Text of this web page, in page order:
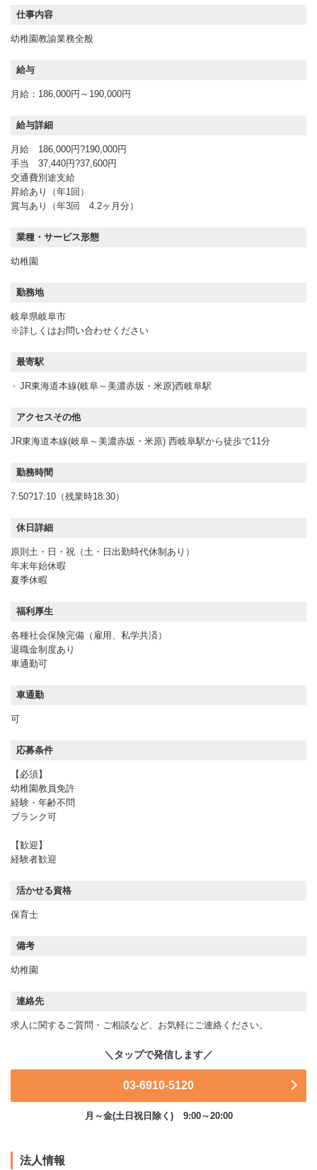
仕事内容
幼稚園教諭業務全般
給与
月給：186,000円～190,000円
給与詳細
月給 186,000円?190,000円
手当 37,440円?37,600円
交通費別途支給
昇給あり（年1回）
賞与あり（年3回 4.2ヶ月分）
業種・サービス形態
幼稚園
勤務地
岐阜県岐阜市
※詳しくはお問い合わせください
最寄駅
JR東海道本線(岐阜～美濃赤坂・米原)西岐阜駅
アクセスその他
JR東海道本線(岐阜～美濃赤坂・米原) 西岐阜駅から徒歩で11分
勤務時間
7:50?17:10（残業時18:30）
休日詳細
原則土・日・祝（土・日出勤時代休制あり）
年末年始休暇
夏季休暇
福利厚生
各種社会保険完備（雇用、私学共済）
退職金制度あり
車通勤可
車通勤
可
応募条件
【必須】
幼稚園教員免許
経験・年齢不問
ブランク可
【歓迎】
経験者歓迎
活かせる資格
保育士
備考
幼稚園
連絡先
求人に関するご質問・ご相談など、お気軽にご連絡ください。
03-6910-5120
月～金(土日祝日除く) 9:00～20:00
法人情報